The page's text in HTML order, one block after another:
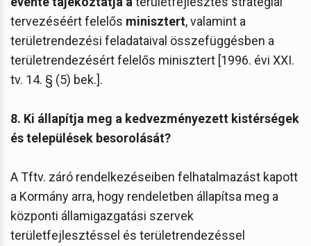
tervezéséért felelős minisztert, valamint a
területrendezési feladataival összefüggésben a
területrendezésért felelős minisztert [1996. évi XXI.
tv. 14. § (5) bek.].
8. Ki állapítja meg a kedvezményezett kistérségek
és települések besorolását?
A Tftv. záró rendelkezéseiben felhatalmazást kapott
a Kormány arra, hogy rendeletben állapítsa meg a
központi államigazgatási szervek
területfejlesztéssel és területrendezéssel